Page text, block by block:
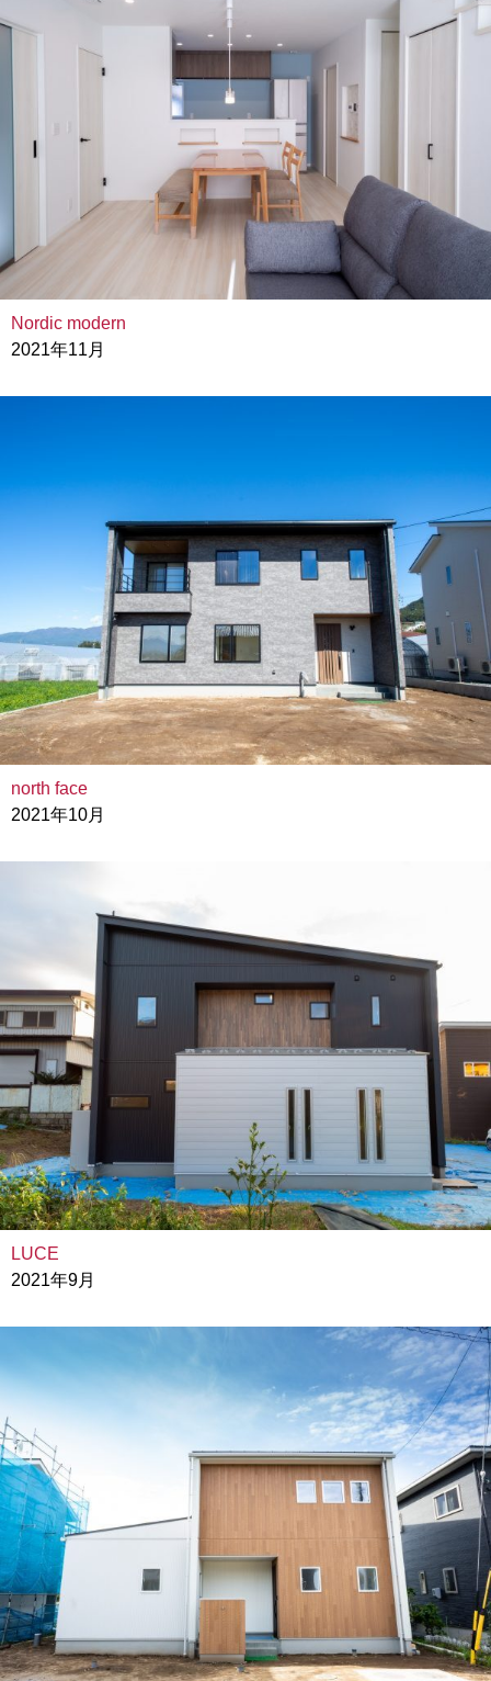
Nordic modern
2021年11月
north face
2021年10月
LUCE
2021年9月